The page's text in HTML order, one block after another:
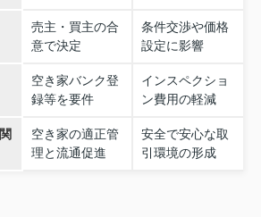
売主・買主の合
意で決定
条件交渉や価格
設定に影響
空き家バンク登
録等を要件
インスペクショ
ン費用の軽減
空き家の適正管
理と流通促進
安全で安心な取
引環境の形成